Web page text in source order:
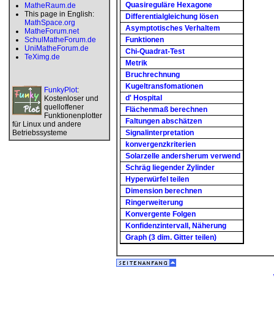
MatheRaum.de
This page in English:
MathSpace.org
MatheForum.net
SchulMatheForum.de
UniMatheForum.de
TeXimg.de
FunkyPlot:
Kostenloser und
quelloffener
Funktionenplotter
für Linux und andere
Betriebssysteme
Quasireguläre Hexagone
Differentialgleichung lösen
Asymptotisches Verhaltem
Funktionen
Chi-Quadrat-Test
Metrik
Bruchrechnung
Kugeltransfomationen
d' Hospital
Flächenmaß berechnen
Faltungen abschätzen
Signalinterpretation
konvergenzkriterien
Solarzelle andersherum verwend
Schräg liegender Zylinder
Hyperwürfel teilen
Dimension berechnen
Ringerweiterung
Konvergente Folgen
Konfidenzintervall, Näherung
Graph (3 dim. Gitter teilen)